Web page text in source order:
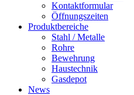
Kontaktformular
Öffnungszeiten
Produktbereiche
Stahl / Metalle
Rohre
Bewehrung
Haustechnik
Gasdepot
News